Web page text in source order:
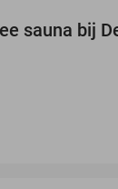
sauna bij